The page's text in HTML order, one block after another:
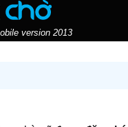
version 2013